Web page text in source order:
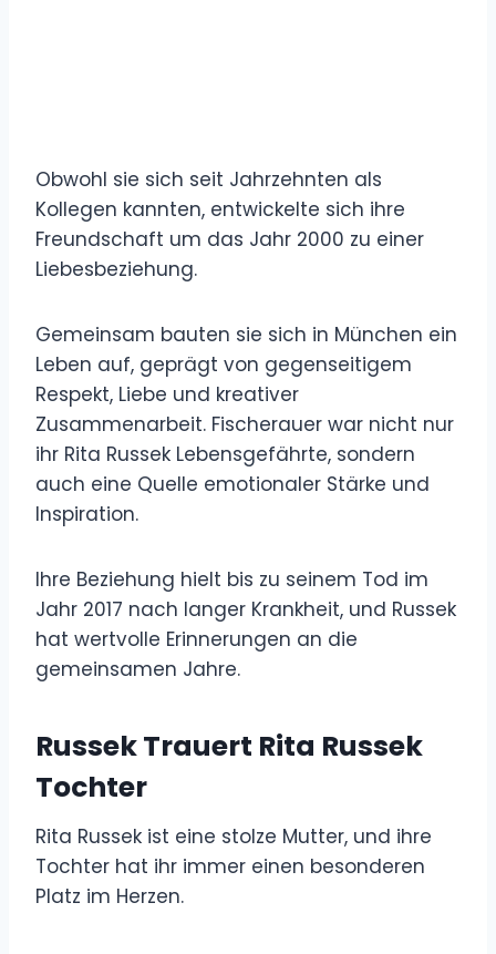
Obwohl sie sich seit Jahrzehnten als
Kollegen kannten, entwickelte sich ihre
Freundschaft um das Jahr 2000 zu einer
Liebesbeziehung.
Gemeinsam bauten sie sich in München ein
Leben auf, geprägt von gegenseitigem
Respekt, Liebe und kreativer
Zusammenarbeit. Fischerauer war nicht nur
ihr Rita Russek Lebensgefährte, sondern
auch eine Quelle emotionaler Stärke und
Inspiration.
Ihre Beziehung hielt bis zu seinem Tod im
Jahr 2017 nach langer Krankheit, und Russek
hat wertvolle Erinnerungen an die
gemeinsamen Jahre.
Russek Trauert Rita Russek
Tochter
Rita Russek ist eine stolze Mutter, und ihre
Tochter hat ihr immer einen besonderen
Platz im Herzen.